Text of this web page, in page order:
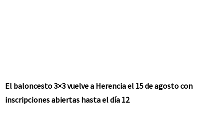
El baloncesto 3×3 vuelve a Herencia el 15 de agosto con
inscripciones abiertas hasta el día 12